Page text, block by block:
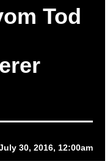
Tod
30, 2016, 12:00am